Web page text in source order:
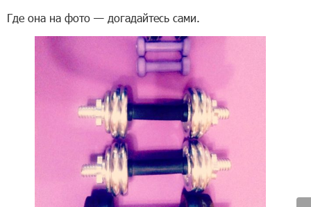
Где она на фото — догадайтесь сами.